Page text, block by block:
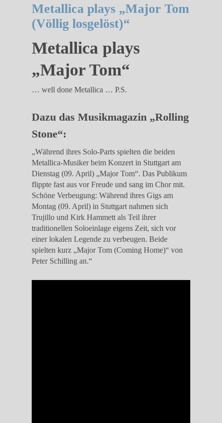
Metallica plays „Major Tom
(Völlig losgelöst)“
Metallica plays
„Major Tom“
… well done Metallica … P.S.
Dazu das Musikmagazin „Rolling
Stone“:
„Während ihres Solo-Parts spielten die beiden
Metallica-Musiker beim Konzert in Stuttgart am
Dienstag (09. April) „Major Tom“. Das Publikum
flippte fast aus vor Freude und sang im Chor mit.
Schöne Verbeugung: Während ihres Gigs am
Montag (09. April) in Stuttgart nahmen sich
Trujillo und Kirk Hammett als Teil ihrer
traditionellen Soloeinlage eigens Zeit, sich vor
einer lokalen Legende zu verbeugen. Beide
spielten kurz „Major Tom (Coming Home)“ von
Peter Schilling an.“